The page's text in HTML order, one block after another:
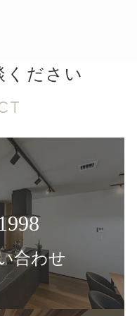
ください
合わせ